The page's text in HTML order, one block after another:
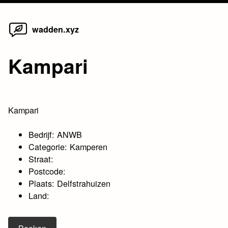
Skip
wadden.xyz
Kampari
Kampari
Bedrijf: ANWB
Categorie: Kamperen
Straat:
Postcode:
Plaats: Delfstrahuizen
Land: